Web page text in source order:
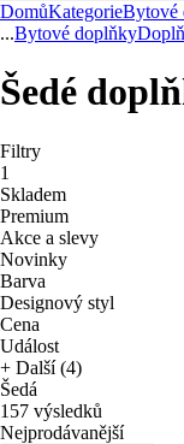
DomůKategorieBytové
...Bytové doplňky
Šedé
Filtry
1
Skladem
Premium
Akce a slevy
Novinky
Barva
Designový styl
Cena
Událost
+ Další (4)
Šedá
157 výsledků
Nejprodávanější